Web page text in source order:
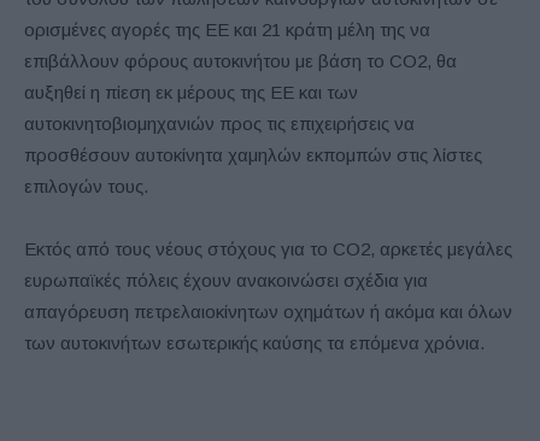
ορισμένες αγορές της ΕΕ και 21 κράτη μέλη της να
επιβάλλουν φόρους αυτοκινήτου με βάση το CO2, θα
αυξηθεί η πίεση εκ μέρους της ΕΕ και των
αυτοκινητοβιομηχανιών προς τις επιχειρήσεις να
προσθέσουν αυτοκίνητα χαμηλών εκπομπών στις λίστες
επιλογών τους.
Εκτός από τους νέους στόχους για το CO2, αρκετές μεγάλες
ευρωπαϊκές πόλεις έχουν ανακοινώσει σχέδια για
απαγόρευση πετρελαιοκίνητων οχημάτων ή ακόμα και όλων
των αυτοκινήτων εσωτερικής καύσης τα επόμενα χρόνια.